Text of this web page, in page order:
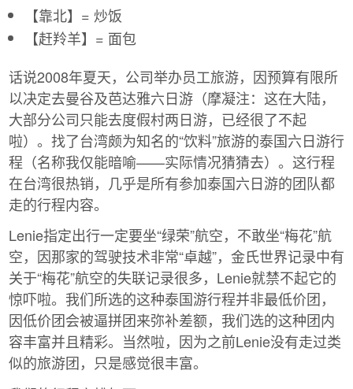
【靠北】= 炒饭
【赶羚羊】= 面包
话说2008年夏天，公司举办员工旅游，因预算有限所
以决定去曼谷及芭达雅六日游（摩凝注：这在大陆，
大部分公司只能去度假村两日游，已经很了不起
啦）。找了台湾颇为知名的“饮料”旅游的泰国六日游行
程（名称我仅能暗喻——实际情况猜猜去）。这行程
在台湾很热销，几乎是所有参加泰国六日游的团队都
走的行程内容。
Lenie指定出行一定要坐“绿荣”航空，不敢坐“梅花”航
空，因那家的驾驶技术非常“卓越”，金氏世界记录中有
关于“梅花”航空的失联记录很多，Lenie就禁不起它的
惊吓啦。我们所选的这种泰国游行程并非最低价团，
因低价团会被逼拼团来弥补差额，我们选的这种团内
容丰富并且精彩。当然啦，因为之前Lenie没有走过类
似的旅游团，只是感觉很丰富。